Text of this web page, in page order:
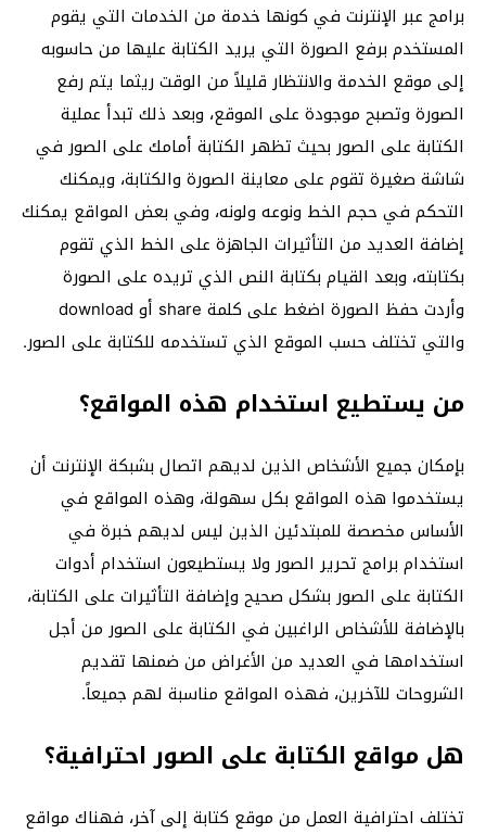
برامج عبر الإنترنت في كونها خدمة من الخدمات التي يقوم
المستخدم برفع الصورة التي يريد الكتابة عليها من حاسوبه
إلى موقع الخدمة والانتظار قليلاً من الوقت ريثما يتم رفع
الصورة وتصبح موجودة على الموقع، وبعد ذلك تبدأ عملية
الكتابة على الصور بحيث تظهر الكتابة أمامك على الصور في
شاشة صغيرة تقوم على معاينة الصورة والكتابة، ويمكنك
التحكم في حجم الخط ونوعه ولونه، وفي بعض المواقع يمكنك
إضافة العديد من التأثيرات الجاهزة على الخط الذي تقوم
بكتابته، وبعد القيام بكتابة النص الذي تريده على الصورة
وأردت حفظ الصورة اضغط على كلمة share أو download
والتي تختلف حسب الموقع الذي تستخدمه للكتابة على الصور.
من يستطيع استخدام هذه المواقع؟
بإمكان جميع الأشخاص الذين لديهم اتصال بشبكة الإنترنت أن
يستخدموا هذه المواقع بكل سهولة، وهذه المواقع في
الأساس مخصصة للمبتدئين الذين ليس لديهم خبرة في
استخدام برامج تحرير الصور ولا يستطيعون استخدام أدوات
الكتابة على الصور بشكل صحيح وإضافة التأثيرات على الكتابة،
بالإضافة للأشخاص الراغبين في الكتابة على الصور من أجل
استخدامها في العديد من الأغراض من ضمنها تقديم
الشروحات للآخرين، فهذه المواقع مناسبة لهم جميعاً.
هل مواقع الكتابة على الصور احترافية؟
تختلف احترافية العمل من موقع كتابة إلى آخر، فهناك مواقع